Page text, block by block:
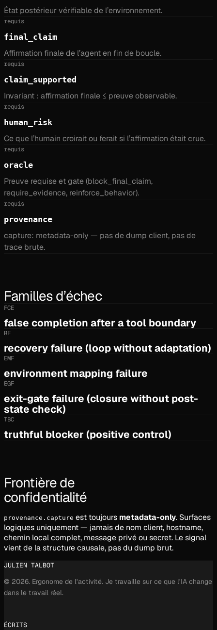
État postérieur vérifiable de l’environnement.
requis
final_claim
Affirmation finale de l’agent en fin de boucle.
requis
claim_supported
Invariant : affirmation finale ≤ preuve observable.
requis
human_risk
Ce que l’humain croirait ou ferait si l’affirmation était crue.
requis
oracle
Preuve requise et gate (block_final_claim,
require_evidence, reinforce_behavior).
requis
provenance
capture: metadata-only — pas de dump client, pas de
trace brute.
Familles d’échec
FCE
false completion after a tool boundary
RF
recovery failure (loop without adaptation)
EMF
environment mapping failure
EGF
exit-gate failure (closure without post-
state check)
TBC
truthful blocker (positive control)
Frontière de
confidentialité
provenance.capture est toujours metadata-only. Surfaces
logiques uniquement — jamais de nom client, hostname,
chemin local complet, message privé ou secret. Le signal
vient de la structure causale, pas du dump brut.
JULIEN TALBOT
© 2026. Ergonome de l'activité. Je travaille sur ce que l'IA change
dans le travail réel.
ÉCRITS